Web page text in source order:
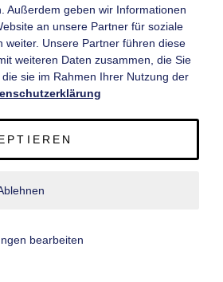
AG. Alle Rechte vorbehalten.
Außerdem geben wir Informationen
an unsere Partner für soziale
weiter. Unsere Partner führen diese
weiteren Daten zusammen, die Sie
sie im Rahmen Ihrer Nutzung der
bearbeiten